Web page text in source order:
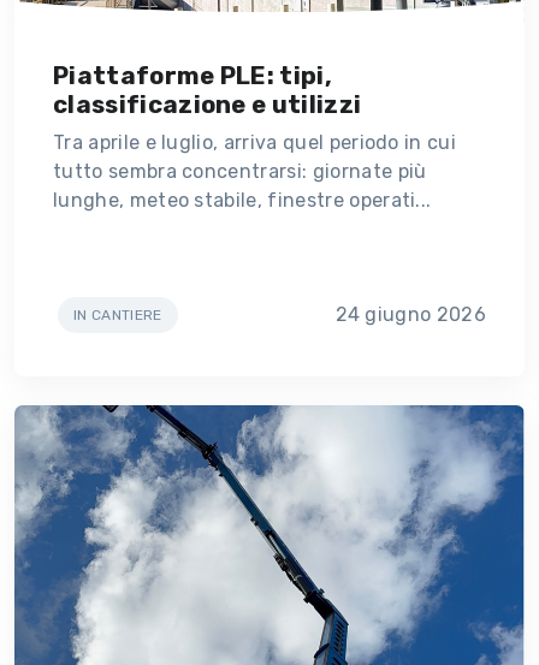
Piattaforme PLE: tipi,
classificazione e utilizzi
Tra aprile e luglio, arriva quel periodo in cui
tutto sembra concentrarsi: giornate più
lunghe, meteo stabile, finestre operati...
IN CANTIERE 24 giugno 2026